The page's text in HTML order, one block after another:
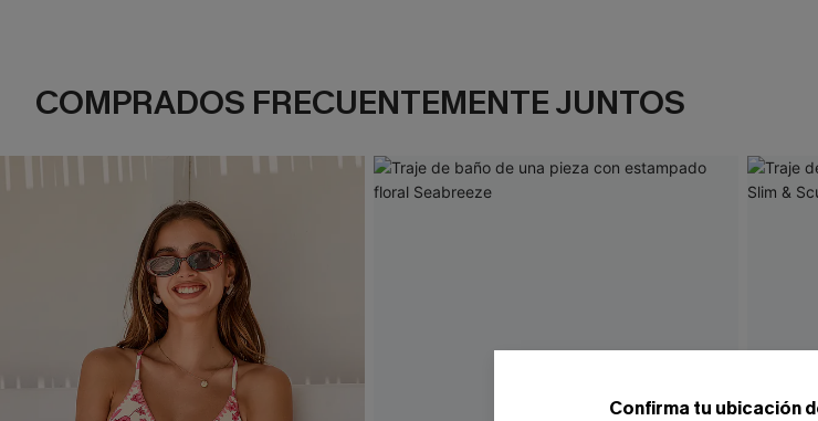
COMPRADOS FRECUENTEMENTE JUNTOS
Confirma tu ubicación